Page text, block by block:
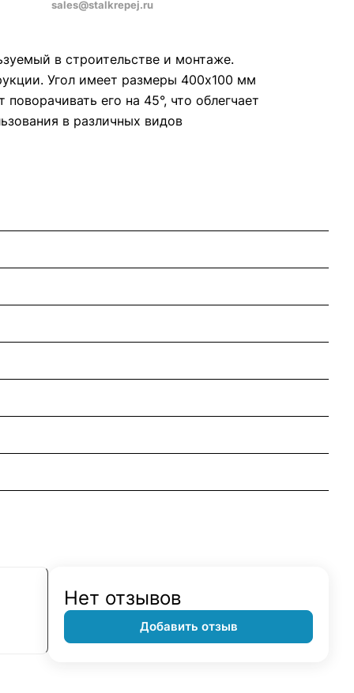
sales@stalkrepej.ru
в строительстве и монтаже.
Угол имеет размеры 400x100 мм
его на 45°, что облегчает
в различных видов
Нет отзывов
Добавить отзыв